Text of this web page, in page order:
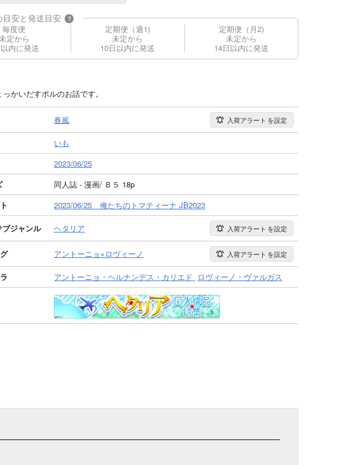
目安と発送目安 ?
毎度便
定から
内に発送
定期便（週1)
未定から
10日以内に発送
定期便（月2)
未定から
14日以内に発送
かいだすポルのお話です。
春嵐 入荷アラート を設定
いも
2023/06/25
同人誌 - 漫画/ Ｂ５ 18p
2023/06/25 俺たちのトマティーナ JB2023
ブジャンル ヘタリア 入荷アラート を設定
アントーニョ×ロヴィーノ 入荷アラート を設定
アントーニョ・ヘルナンデス・カリエド ロヴィーノ・ヴァルガス